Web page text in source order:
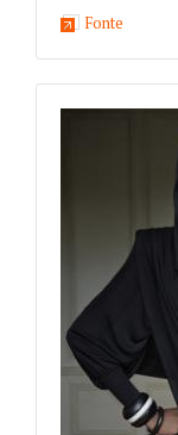
Fonte